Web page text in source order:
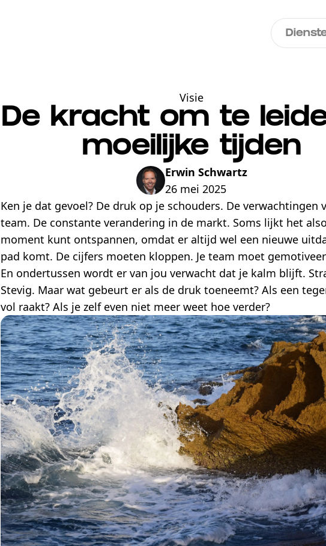
Visie
De kracht om te
moeilijke tijden
Erwin Schwartz
26 mei 2025
Ken je dat gevoel? De druk op je schouders. De verwachtingen
team. De constante verandering in de markt. Soms lijkt het
moment kunt ontspannen, omdat er altijd wel een nieuwe
pad komt. De cijfers moeten kloppen. Je team moet
En ondertussen wordt er van jou verwacht dat je kalm blijft.
Stevig. Maar wat gebeurt er als de druk toeneemt? Als een
vol raakt? Als je zelf even niet meer weet hoe verder?